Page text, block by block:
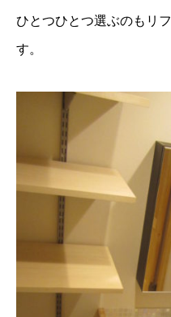
ひとつひとつ選ぶのもリ
す。